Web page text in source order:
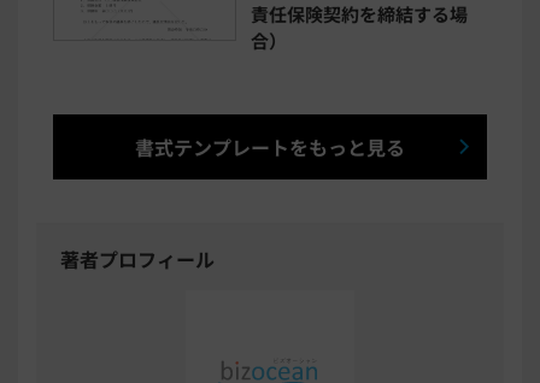
責任保険契約を締結する場
合）
書式テンプレートをもっと見る
著者プロフィール